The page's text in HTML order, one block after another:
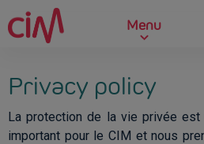
Skip to main content
Menu
Privacy policy
La protection de la vie privée est
important pour le CIM et nous